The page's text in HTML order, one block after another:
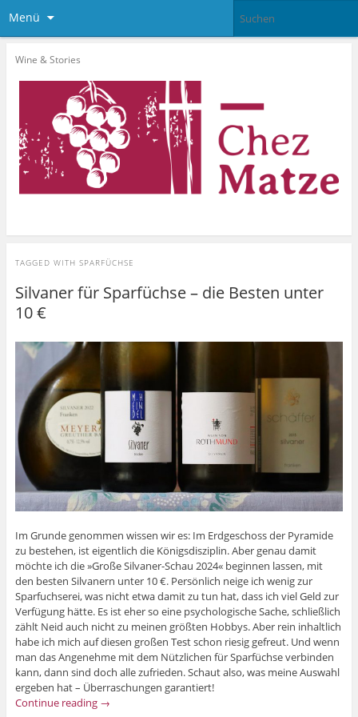
Menü
Wine & Stories
TAGGED WITH SPARFÜCHSE
Silvaner für Sparfüchse – die Besten unter
10 €
Im Grunde genommen wissen wir es: Im Erdgeschoss der Pyramide
zu bestehen, ist eigentlich die Königsdisziplin. Aber genau damit
möchte ich die »Große Silvaner-Schau 2024« beginnen lassen, mit
den besten Silvanern unter 10 €. Persönlich neige ich wenig zur
Sparfuchserei, was nicht etwa damit zu tun hat, dass ich viel Geld zur
Verfügung hätte. Es ist eher so eine psychologische Sache, schließlich
zählt Neid auch nicht zu meinen größten Hobbys. Aber rein inhaltlich
habe ich mich auf diesen großen Test schon riesig gefreut. Und wenn
man das Angenehme mit dem Nützlichen für Sparfüchse verbinden
kann, dann sind doch alle zufrieden. Schaut also, was meine Auswahl
ergeben hat – Überraschungen garantiert!
Continue reading →